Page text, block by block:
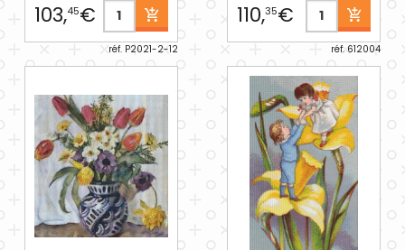
103,45€
réf. P2021-2-12
110,35€
réf. 612004